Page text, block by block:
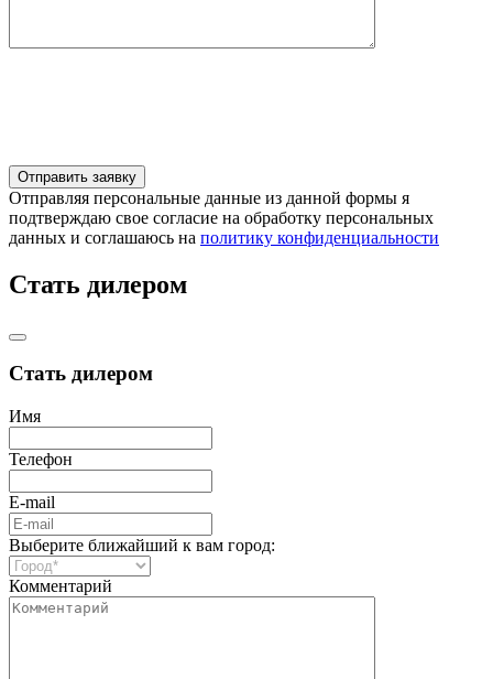
Отправляя персональные данные из данной формы я
подтверждаю свое согласие на обработку персональных
данных и соглашаюсь на политику конфиденциальности
Стать дилером
Стать дилером
Имя
Телефон
E-mail
Выберите ближайший к вам город:
Комментарий